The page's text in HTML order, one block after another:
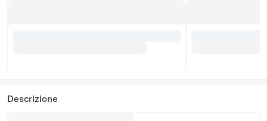
Descrizione